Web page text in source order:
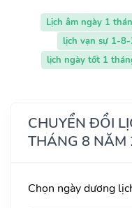
Lịch âm ngày 1
lịch vạn sự 1-
lịch ngày tốt 1
CHUYỂN ĐỔI
THÁNG 8 NĂM
Chọn ngày dương